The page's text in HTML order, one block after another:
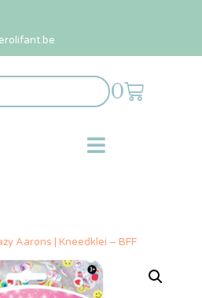
0
Aarons | Kneedklei – BFF